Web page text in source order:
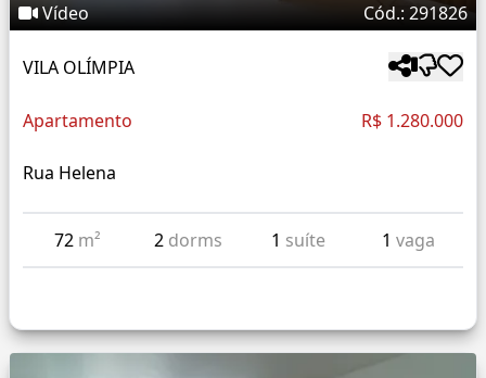
Vídeo Cód.: 291826
VILA OLÍMPIA
Apartamento R$ 1.280.000
Rua Helena
72 m² 2 dorms 1 suíte 1 vaga